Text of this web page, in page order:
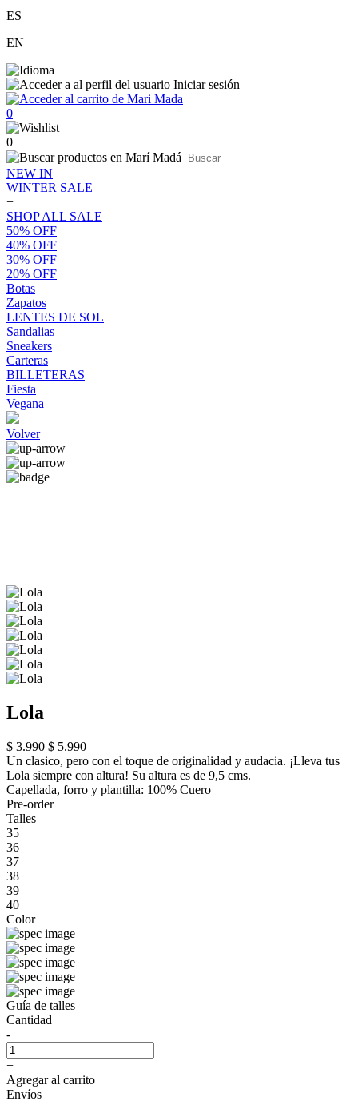
ES
EN
Iniciar sesión
0
0
NEW IN
WINTER SALE
+
SHOP ALL SALE
50% OFF
40% OFF
30% OFF
20% OFF
Botas
Zapatos
LENTES DE SOL
Sandalias
Sneakers
Carteras
BILLETERAS
Fiesta
Vegana
Volver
Lola
$ 3.990 $ 5.990
Un clasico, pero con el toque de originalidad y audacia. ¡Lleva tus
Lola siempre con altura! Su altura es de 9,5 cms.
Capellada, forro y plantilla: 100% Cuero
Pre-order
Talles
35
36
37
38
39
40
Color
Guía de talles
Cantidad
-
+
Agregar al carrito
Envíos